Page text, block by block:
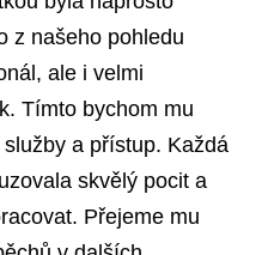
z našeho pohledu
ale i velmi
Tímto bychom mu
a přístup. Každá
skvělý pocit a
Přejeme mu